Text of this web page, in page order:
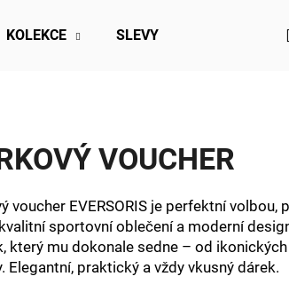
KOLEKCE SLEVY
VOUCHER
voucher EVERSORIS je perfektní
sportovní oblečení a moderní
který mu dokonale sedne – od
Elegantní, praktický a vždy vkusný dárek.